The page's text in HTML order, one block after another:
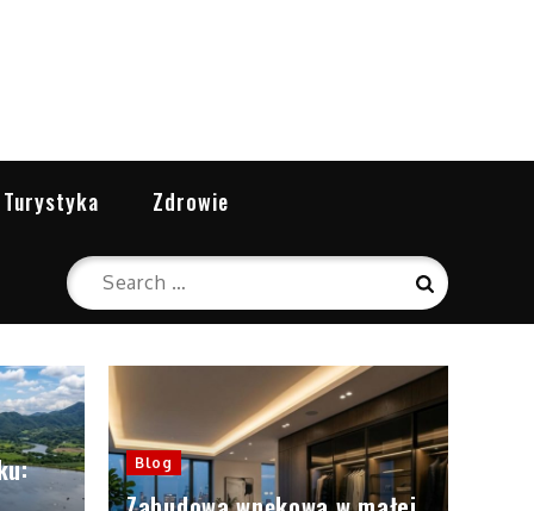
Turystyka Zdrowie
Search
for:
Search
Blog